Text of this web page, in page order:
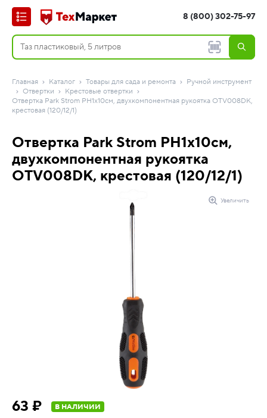
8 (800) 302-75-97
Главная Каталог Товары для сада и ремонта
Ручной инструмент
Отвертки
Крестовые отвертки
Отвертка Park Strom PH1х10см, двухкомпонентная рукоятка OTV008DK,
крестовая (120/12/1)
Отвертка Park Strom PH1х10см,
двухкомпонентная рукоятка
OTV008DK, крестовая (120/12/1)
Увеличить
63 ₽ В НАЛИЧИИ